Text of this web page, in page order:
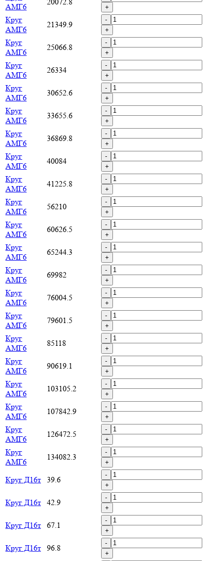
АМГ6
+
Круг
АМГ6
21349.9
-
+
Круг
АМГ6
25066.8
-
+
Круг
АМГ6
26334
-
+
Круг
АМГ6
30652.6
-
+
Круг
АМГ6
33655.6
-
+
Круг
АМГ6
36869.8
-
+
Круг
АМГ6
40084
-
+
Круг
АМГ6
41225.8
-
+
Круг
АМГ6
56210
-
+
Круг
АМГ6
60626.5
-
+
Круг
АМГ6
65244.3
-
+
Круг
АМГ6
69982
-
+
Круг
АМГ6
76004.5
-
+
Круг
АМГ6
79601.5
-
+
Круг
АМГ6
85118
-
+
Круг
АМГ6
90619.1
-
+
Круг
АМГ6
103105.2
-
+
Круг
АМГ6
107842.9
-
+
Круг
АМГ6
126472.5
-
+
Круг
АМГ6
134082.3
-
+
Круг Д16т 39.6
-
+
Круг Д16т 42.9
-
+
Круг Д16т 67.1
-
+
Круг Д16т 96.8
-
+